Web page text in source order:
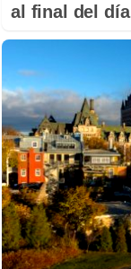
al final del día